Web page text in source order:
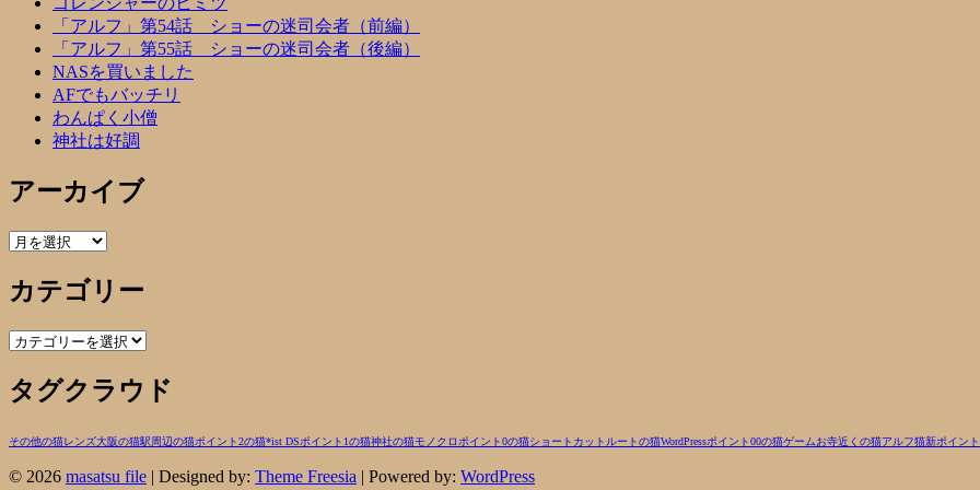
「アルフ」第54話 ショーの迷司会者（前編）
「アルフ」第55話 ショーの迷司会者（後編）
NASを買いました
AFでもバッチリ
わんぱく小僧
神社は好調
アーカイブ
ア
カ
イ
ブ
カテゴリー
カ
ゴ
リ
タグクラウド
その他の猫レンズ大阪の猫駅周辺の猫ポイント2の猫*ist DSポイント1の猫神社の猫モノクロ ポイント0の猫ショートカットルートの猫WordPressポイント00の猫ゲームお寺近くの猫アルフ猫新ポイン
© 2026 masatsu file | Designed by: Theme Freesia | Powered by: WordPress